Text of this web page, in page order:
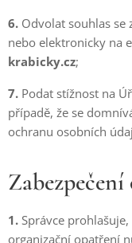
6. Odvolat souhlas
nebo elektronicky na
krabicky.cz;
7. Podat stížnost na
případě, že se
ochranu osobních
1. Správce
organizační opatření